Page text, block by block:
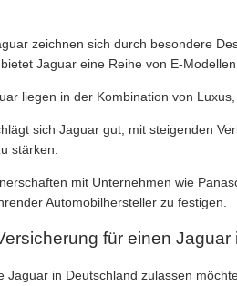
zeichnen sich durch besondere
Jaguar eine Reihe von E-
liegen in der Kombination von
sich Jaguar gut, mit steigenden
stärken.
mit Unternehmen wie
Automobilhersteller zu festigen.
für einen
Jaguar in Deutschland zulassen